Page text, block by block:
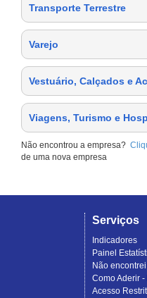
Transporte Terrestre
Varejo
Vestuário, Calçados e
Viagens, Turismo e
Não encontrou a empresa?
de uma nova empresa
Serviços
Indicadores
Painel
Não
Como Aderir
Acesso